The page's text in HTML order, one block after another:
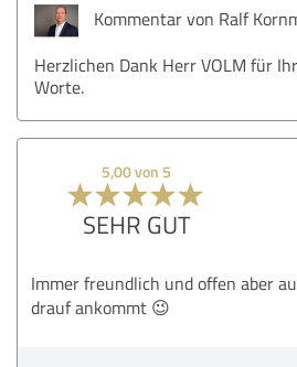
Kommentar von Ralf
Herzlichen Dank Herr VOLM für
Worte.
5,00 von 5
SEHR GUT
Immer freundlich und offen aber
drauf ankommt 😉